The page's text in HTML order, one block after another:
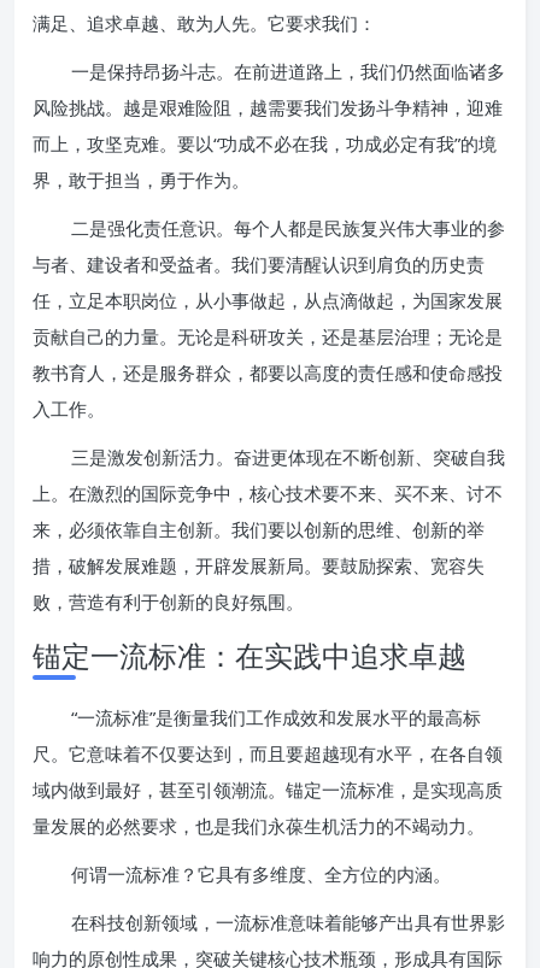
满足、追求卓越、敢为人先。它要求我们：
一是保持昂扬斗志。在前进道路上，我们仍然面临诸多
风险挑战。越是艰难险阻，越需要我们发扬斗争精神，迎难
而上，攻坚克难。要以“功成不必在我，功成必定有我”的境
界，敢于担当，勇于作为。
二是强化责任意识。每个人都是民族复兴伟大事业的参
与者、建设者和受益者。我们要清醒认识到肩负的历史责
任，立足本职岗位，从小事做起，从点滴做起，为国家发展
贡献自己的力量。无论是科研攻关，还是基层治理；无论是
教书育人，还是服务群众，都要以高度的责任感和使命感投
入工作。
三是激发创新活力。奋进更体现在不断创新、突破自我
上。在激烈的国际竞争中，核心技术要不来、买不来、讨不
来，必须依靠自主创新。我们要以创新的思维、创新的举
措，破解发展难题，开辟发展新局。要鼓励探索、宽容失
败，营造有利于创新的良好氛围。
锚定一流标准：在实践中追求卓越
“一流标准”是衡量我们工作成效和发展水平的最高标
尺。它意味着不仅要达到，而且要超越现有水平，在各自领
域内做到最好，甚至引领潮流。锚定一流标准，是实现高质
量发展的必然要求，也是我们永葆生机活力的不竭动力。
何谓一流标准？它具有多维度、全方位的内涵。
在科技创新领域，一流标准意味着能够产出具有世界影
响力的原创性成果，突破关键核心技术瓶颈，形成具有国际